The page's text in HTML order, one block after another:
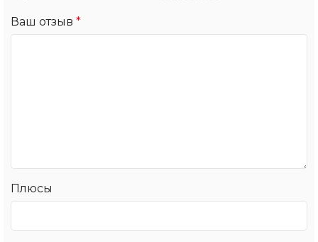
Ваш отзыв *
Плюсы